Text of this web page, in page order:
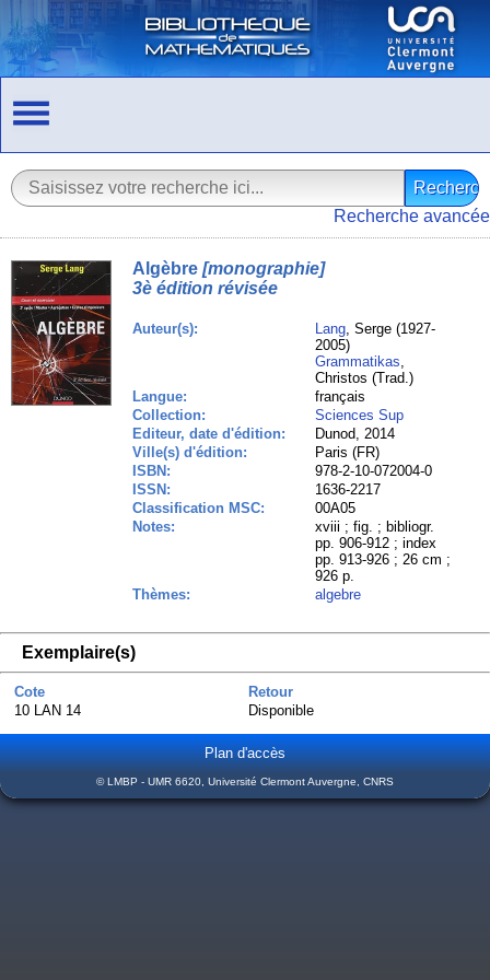
Recherche avancée
Algèbre[monographie]
3è édition révisée
Auteur(s): Lang, Serge (1927-
2005)
Grammatikas,
Christos (Trad.)
Langue:
français
Collection:
Sciences Sup
Editeur, date d'édition:
Dunod, 2014
Ville(s) d'édition:
Paris (FR)
ISBN:
978-2-10-072004-0
ISSN:
1636-2217
Classification MSC:
00A05
Notes:
xviii ; fig. ; bibliogr.
pp. 906-912 ; index
pp. 913-926 ; 26 cm ;
926 p.
Thèmes:
algebre
Exemplaire(s)
Cote
Retour
10 LAN 14
Disponible
Plan d'accès
© LMBP - UMR 6620, Université Clermont Auvergne, CNRS